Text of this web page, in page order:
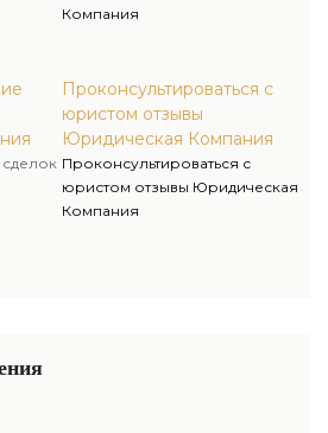
Компания
Проконсультироваться с
юристом отзывы
Юридическая Компания
Проконсультироваться с
юристом отзывы Юридическая
Компания